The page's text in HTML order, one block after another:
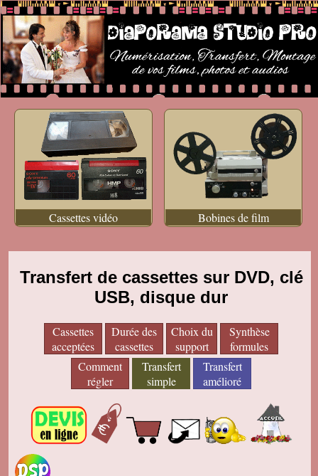
Cassettes vidéo Bobines de film
Transfert de cassettes sur DVD, clé
USB, disque dur
Cassettes
acceptées
Durée des
cassettes
Choix du
support
Synthèse
formules
Comment
régler
Transfert
simple
Transfert
amélioré